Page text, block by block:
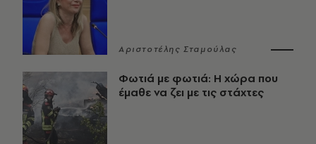
Αριστοτέλης Σταμούλας
Φωτιά με φωτιά: Η χώρα που
έμαθε να ζει με τις στάχτες